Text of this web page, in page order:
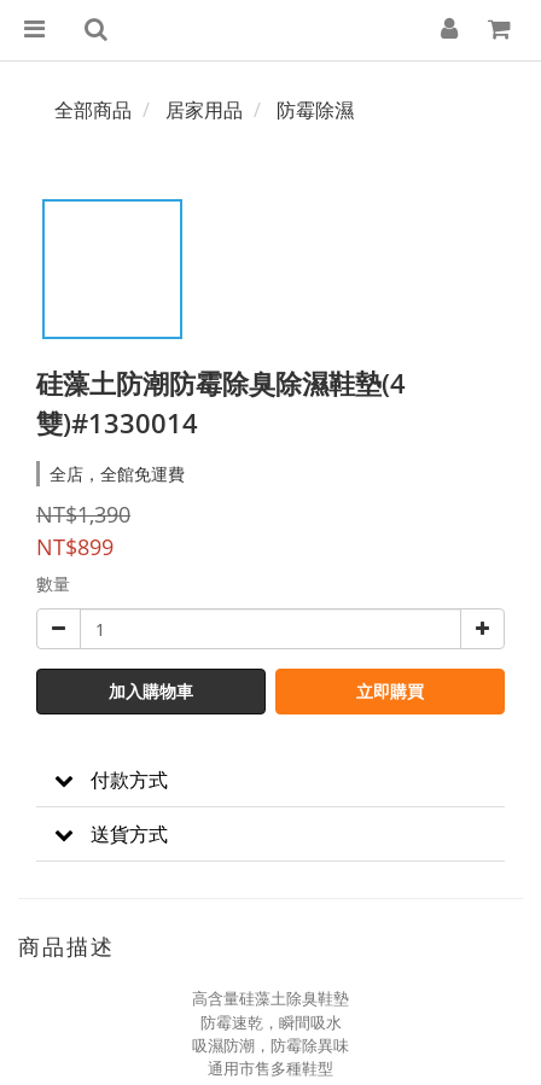
全部商品 居家用品 防霉除濕
硅藻土防潮防霉除臭除濕鞋墊(4
雙)#1330014
全店，全館免運費
NT$1,390
NT$899
數量
加入購物車 立即購買
付款方式
送貨方式
商品描述
高含量硅藻土除臭鞋墊
防霉速乾，瞬間吸水
吸濕防潮，防霉除異味
通用市售多種鞋型